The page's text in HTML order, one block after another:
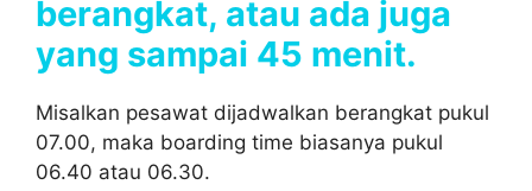
berangkat, atau ada juga
yang sampai 45 menit.
Misalkan pesawat dijadwalkan berangkat pukul
07.00, maka boarding time biasanya pukul
06.40 atau 06.30.